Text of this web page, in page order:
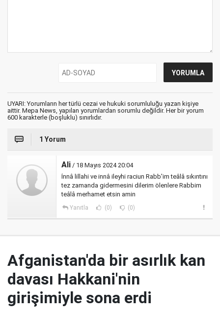
UYARI: Yorumların her türlü cezai ve hukuki sorumluluğu yazan kişiye
aittir. Mepa News, yapılan yorumlardan sorumlu değildir. Her bir yorum
600 karakterle (boşluklu) sınırlıdır.
1 Yorum
Ali / 18 Mayıs 2024 20:04
İnnâ lillahi ve innâ ileyhi raciun Rabb'im teâlâ sıkıntını
tez zamanda gidermesini dilerim ölenlere Rabbim
teâlâ merhamet etsin amin
Yanıtla (0) (0)
Afganistan'da bir asırlık kan
davası Hakkani'nin
girişimiyle sona erdi